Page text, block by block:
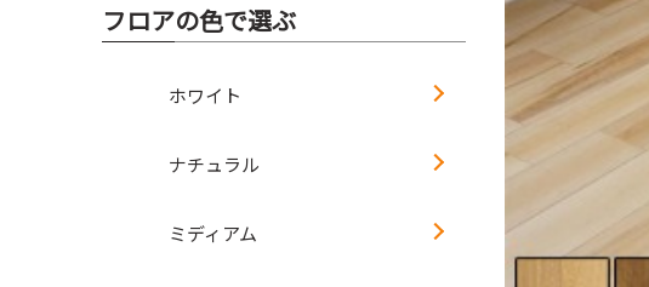
フロアの色で選ぶ
ホワイト
ナチュラル
ミディアム